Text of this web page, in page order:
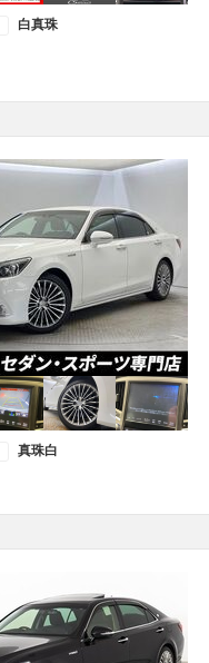
白真珠
真珠白